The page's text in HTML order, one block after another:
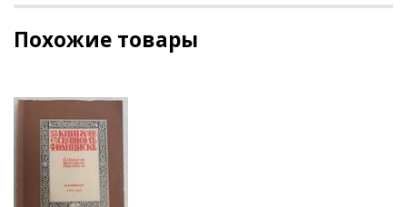
Похожие товары